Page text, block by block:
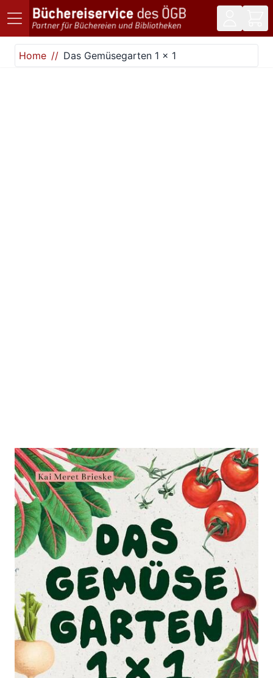
Direkt zum Inhalt
Home
Das Gemüsegarten 1 x 1
Das Gemüsegarten 1 x 1
Zur Wunschliste hinzufügen
Das ultimative Nachschlagewerk: 222 Antworten auf
alle deine Garten-Fragen | Werde zum Ernte-
Experten: Mit Wissen zu Anzucht, Aussaat, Pflege,
Schädlingen und mehr von @ernteexperte
VonKai Meret Brieske
Verlag: Edition Michael
Fischer / EMF Verlag
19.02.2026